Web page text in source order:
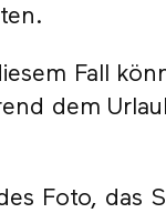
Fall
dem
Foto, das